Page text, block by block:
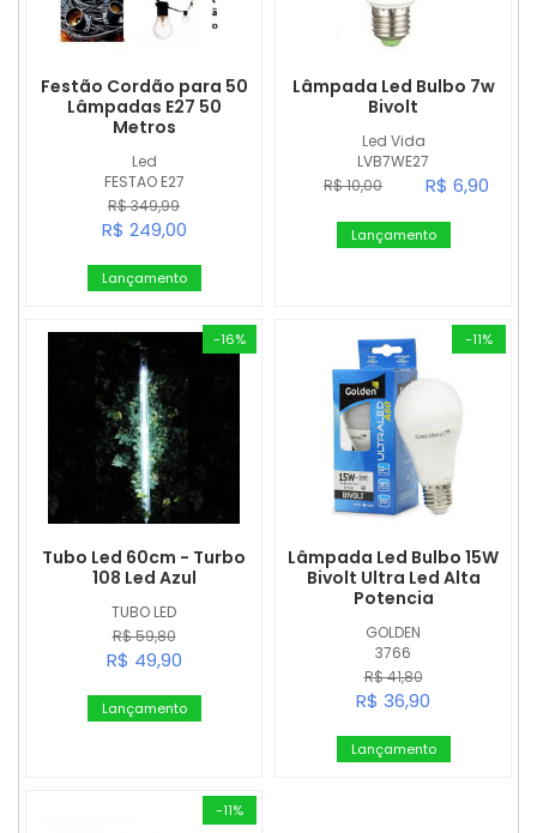
Led
FESTAO E27
Festão Cordão para 50
Lâmpadas E27 50
Metros
R$ 349,99
R$ 249,00
Lançamento
Led Vida
LVB7WE27
Lâmpada Led Bulbo 7w
Bivolt
R$ 10,00 R$ 6,90
Lançamento
-16%
TUBO LED
Tubo Led 60cm - Turbo
108 Led Azul
R$ 59,80
R$ 49,90
Lançamento
-11%
GOLDEN
3766
Lâmpada Led Bulbo 15W
Bivolt Ultra Led Alta
Potencia
R$ 41,80
R$ 36,90
Lançamento
-11%